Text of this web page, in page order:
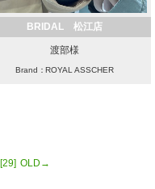
BRIDAL 松江店
渡部様
Brand：ROYAL ASSCHER
[29] OLD→